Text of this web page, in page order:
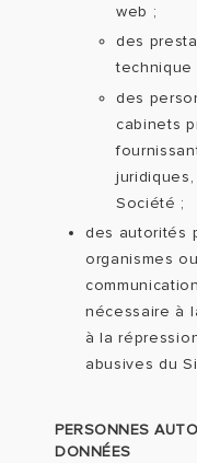
web ;
des
technique
des
cabinets
Société ;
des autorités
organismes
nécessaire à
à la
abusives du
PERSONNES
DONNÉES